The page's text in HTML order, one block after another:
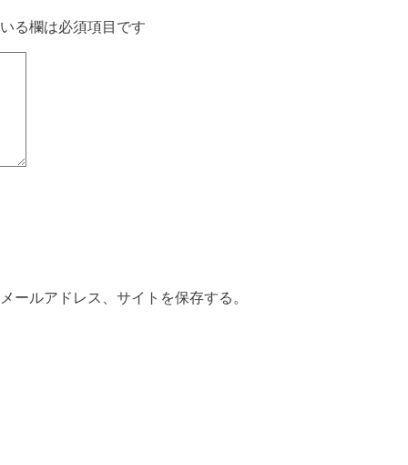
る欄は必須項目です
ールアドレス、サイトを保存する。